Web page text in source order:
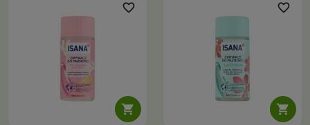

favorite_border

favorite_border